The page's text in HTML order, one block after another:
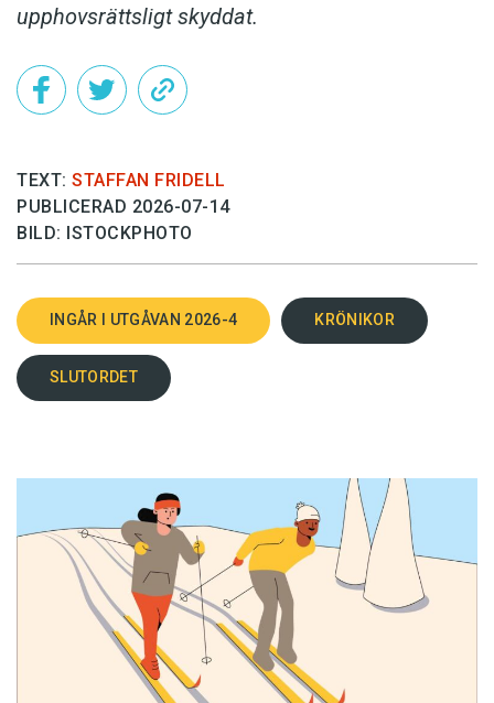
upphovsrättsligt skyddat.
TEXT: STAFFAN FRIDELL
PUBLICERAD 2026-07-14
BILD: ISTOCKPHOTO
INGÅR I UTGÅVAN 2026-4 KRÖNIKOR
SLUTORDET